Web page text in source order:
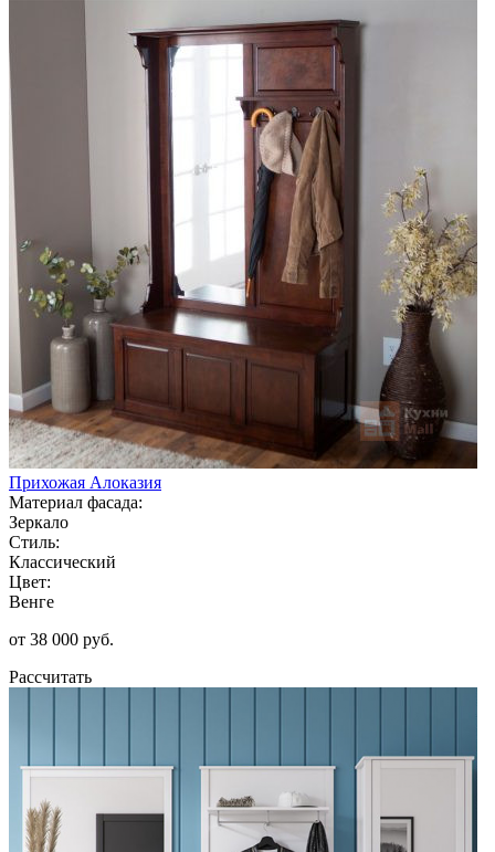
Прихожая Алоказия
Материал фасада:
Зеркало
Стиль:
Классический
Цвет:
Венге
от 38 000 руб.
Рассчитать